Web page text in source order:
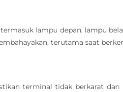
lampu depan, lampu
terutama saat
terminal tidak berkarat